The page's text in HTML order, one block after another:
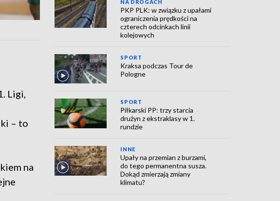
Ligi,
– to
na
NA DROGACH
PKP PLK: w związku z upałami
ograniczenia prędkości na
czterech odcinkach linii
kolejowych
SPORT
Kraksa podczas Tour de
Pologne
SPORT
Piłkarski PP: trzy starcia
drużyn z ekstraklasy w 1.
rundzie
INNE
Upały na przemian z burzami,
do tego permanentna susza.
Dokąd zmierzają zmiany
klimatu?